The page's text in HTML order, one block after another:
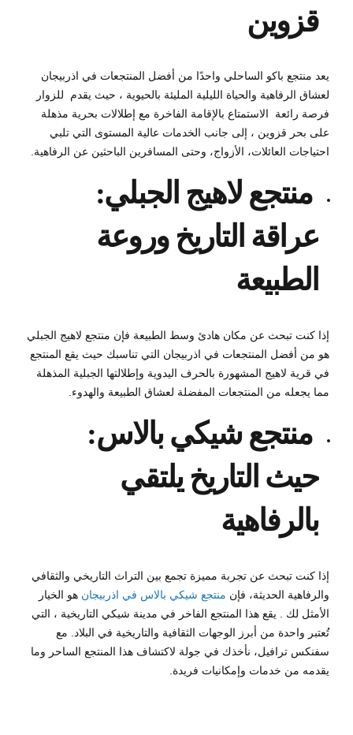
قزوين
يعد منتجع باكو الساحلي واحدًا من أفضل المنتجعات في اذربيجان
لعشاق الرفاهية والحياة الليلية المليئة بالحيوية ، حيث يقدم للزوار
فرصة رائعة الاستمتاع بالإقامة الفاخرة مع إطلالات بحرية مذهلة
على بحر قزوين ، إلى جانب الخدمات عالية المستوى التي تلبي
احتياجات العائلات، الأزواج، وحتى المسافرين الباحثين عن الرفاهية.
منتجع لاهيج الجبلي:
عراقة التاريخ وروعة
الطبيعة
إذا كنت تبحث عن مكان هادئ وسط الطبيعة فإن منتجع لاهيج الجبلي
هو من أفضل المنتجعات في اذربيجان التي تناسبك حيث يقع المنتجع
في قرية لاهيج المشهورة بالحرف اليدوية وإطلالتها الجبلية المذهلة
مما يجعله من المنتجعات المفضلة لعشاق الطبيعة والهدوء.
منتجع شيكي بالاس:
حيث التاريخ يلتقي
بالرفاهية
إذا كنت تبحث عن تجربة مميزة تجمع بين التراث التاريخي والثقافي
والرفاهية الحديثة، فإن منتجع شيكي بالاس في اذربيجان هو الخيار
الأمثل لك . يقع هذا المنتجع الفاخر في مدينة شيكي التاريخية ، التي
تُعتبر واحدة من أبرز الوجهات الثقافية والتاريخية في البلاد. مع
سفنكس ترافيل، نأخذك في جولة لاكتشاف هذا المنتجع الساحر وما
يقدمه من خدمات وإمكانيات فريدة.